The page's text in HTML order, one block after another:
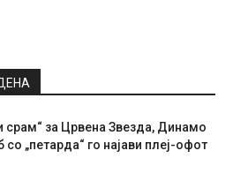
срам“ за Црвена Звезда, Динамо
со „петарда“ го најави плеј-офот